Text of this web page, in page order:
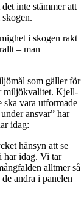
det inte stämmer att
i skogen rakt
– man
som gäller för
miljökvalitet. Kjell-
ska vara utformade
ansvar” har
idag:
hänsyn att se
har idag. Vi tar
alltmer så
andra i panelen